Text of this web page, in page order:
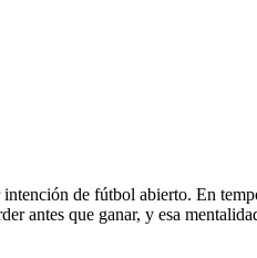
de fútbol abierto. En
antes que ganar, y esa